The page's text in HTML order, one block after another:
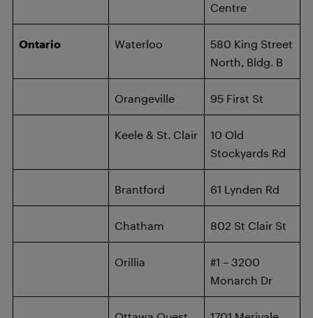
Centre
Ontario Waterloo
580 King Street
North, Bldg. B
Orangeville 95 First St
Keele & St. Clair
10 Old
Stockyards Rd
Brantford 61 Lynden Rd
Chatham 802 St Clair St
Orillia
#1 – 3200
Monarch Dr